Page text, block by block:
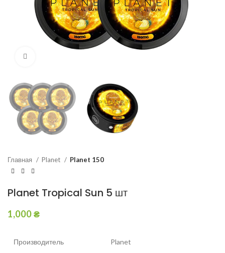
Главная Planet Planet 150
Planet Tropical Sun 5 шт
1,000₴
Производитель Planet